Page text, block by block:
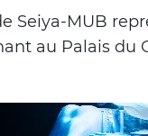
Seiya-MUB
au Palais du